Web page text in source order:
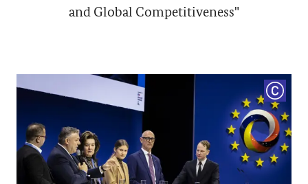
and Global Competitiveness"